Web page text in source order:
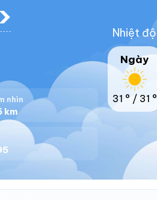
nhìn
km
Nhiệt độ
Ngày
31 ° / 31 °